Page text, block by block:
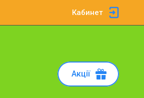
Кабинет
Акції